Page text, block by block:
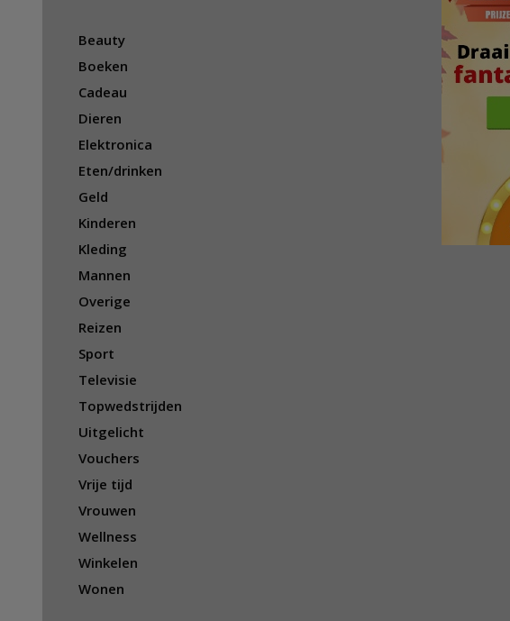
Beauty
Boeken
Cadeau
Dieren
Elektronica
Eten/drinken
Geld
Kinderen
Kleding
Mannen
Overige
Reizen
Sport
Televisie
Topwedstrijden
Uitgelicht
Vouchers
Vrije tijd
Vrouwen
Wellness
Winkelen
Wonen